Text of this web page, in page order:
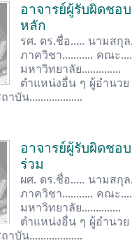
อาจารย์ผู้รับผิดชอ
หลัก
รศ. ดร.ชื่อ..... นามสกุล
ภาควิชา........... คณะ
มหาวิทยาลัย..............
ตำแหน่งอื่น ๆ ผู้อำนวย
าบัน...................
อาจารย์ผู้รับผิดชอ
ร่วม
ผศ. ดร.ชื่อ..... นามสกุล
ภาควิชา........... คณะ
มหาวิทยาลัย..............
ตำแหน่งอื่น ๆ ผู้อำนวย
าบัน...................